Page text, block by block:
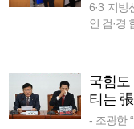
6·3 지방
인 검·경
국힘
티는
- 조광한